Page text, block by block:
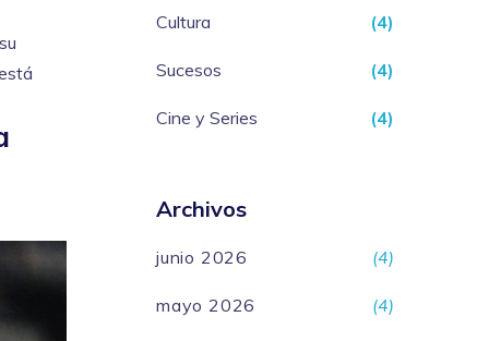
Cultura (4)
Sucesos (4)
Cine y Series (4)
Archivos
junio 2026 (4)
mayo 2026 (4)